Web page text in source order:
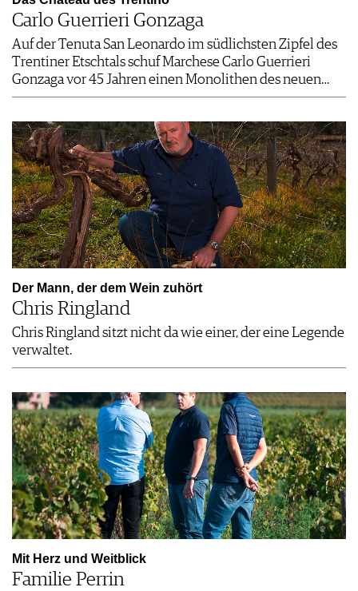
Carlo Guerrieri Gonzaga
Auf der Tenuta San Leonardo im südlichsten Zipfel des
Trentiner Etschtals schuf Marchese Carlo Guerrieri
Gonzaga vor 45 Jahren einen Monolithen des neuen…
Der Mann, der dem Wein zuhört
Chris Ringland
Chris Ringland sitzt nicht da wie einer, der eine Legende
verwaltet.
Mit Herz und Weitblick
Familie Perrin